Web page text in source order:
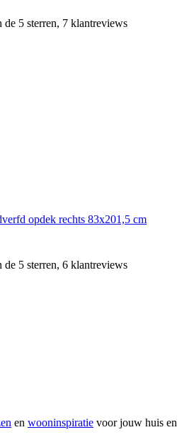
de 5 sterren, 7 klantreviews
opdek rechts 83x201,5 cm
de 5 sterren, 6 klantreviews
en wooninspiratie voor jouw huis en